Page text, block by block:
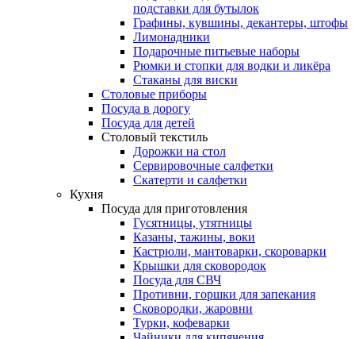
подставки для бутылок
Графины, кувшины, декантеры, штофы
Лимонадники
Подарочные питьевые наборы
Рюмки и стопки для водки и ликёра
Стаканы для виски
Столовые приборы
Посуда в дорогу
Посуда для детей
Столовый текстиль
Дорожки на стол
Сервировочные салфетки
Скатерти и салфетки
Кухня
Посуда для приготовления
Гусятницы, утятницы
Казаны, тажины, воки
Кастрюли, мантоварки, скороварки
Крышки для сковородок
Посуда для СВЧ
Противни, горшки для запекания
Сковородки, жаровни
Турки, кофеварки